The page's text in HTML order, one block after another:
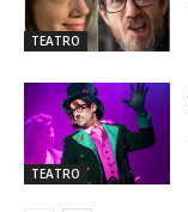
TEATRO
TEATRO